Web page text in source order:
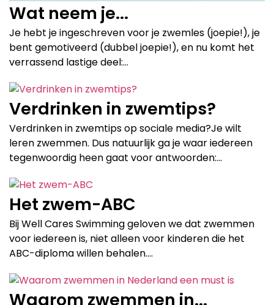
Wat neem je...
Je hebt je ingeschreven voor je zwemles (joepie!), je
bent gemotiveerd (dubbel joepie!), en nu komt het
verrassend lastige deel:...
Verdrinken in zwemtips?
Verdrinken in zwemtips op sociale media?Je wilt
leren zwemmen. Dus natuurlijk ga je waar iedereen
tegenwoordig heen gaat voor antwoorden:...
Het zwem-ABC
Bij Well Cares Swimming geloven we dat zwemmen
voor iedereen is, niet alleen voor kinderen die het
ABC-diploma willen behalen....
Waarom zwemmen in...